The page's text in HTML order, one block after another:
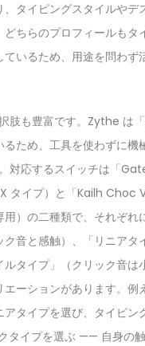
タイピングスタイルやデ
ちらのプロフィールもタ
いるため、用途を問わず
肢も豊富です。Zythe は
ため、工具を使わずに機
対応するスイッチは「
タイプ）と「Kailh Choc
用）の二種類で、それぞれ
ク音と感触）、「リニアタ
タイプ」（クリック音は
ーションがあります。例
タイプを選び、タイピン
タイプを選ぶ —— 自身の